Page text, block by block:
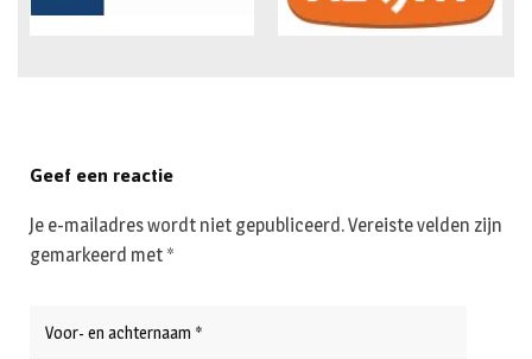
Geef een reactie
Je e-mailadres wordt niet gepubliceerd.Vereiste velden zijn
gemarkeerd met *